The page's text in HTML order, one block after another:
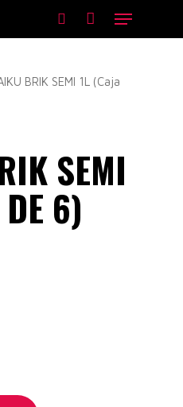
search
Menu
BRIK SEMI 1L (Caja
SEMI
6)